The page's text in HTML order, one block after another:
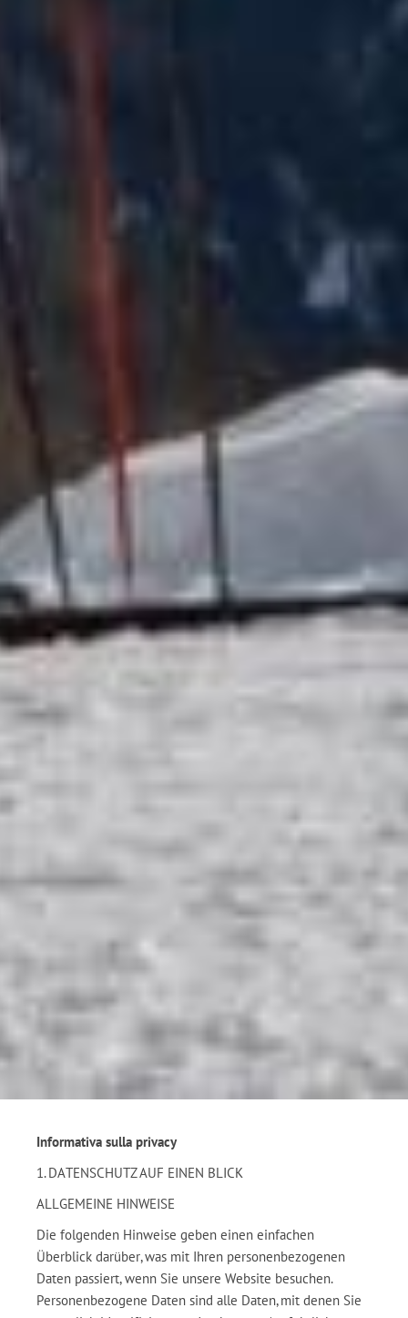
Informativa sulla privacy
1. DATENSCHUTZ AUF EINEN BLICK
ALLGEMEINE HINWEISE
Die folgenden Hinweise geben einen einfachen
Überblick darüber, was mit Ihren personenbezogenen
Daten passiert, wenn Sie unsere Website besuchen.
Personenbezogene Daten sind alle Daten, mit denen Sie